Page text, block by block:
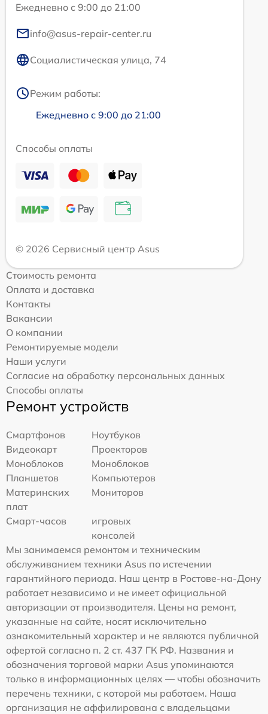
Ежедневно с 9:00 до 21:00
info@asus-repair-center.ru
Социалистическая улица, 74
Режим работы:
Ежедневно с 9:00 до 21:00
Способы оплаты
© 2026 Сервисный центр Asus
Стоимость ремонта
Оплата и доставка
Контакты
Вакансии
О компании
Ремонтируемые модели
Наши услуги
Согласие на обработку персональных данных
Способы оплаты
Ремонт устройств
Смартфонов
Ноутбуков
Видеокарт
Проекторов
Моноблоков
Моноблоков
Планшетов
Компьютеров
Материнских
плат
Мониторов
Смарт-часов
игровых
консолей
Мы занимаемся ремонтом и техническим
обслуживанием техники Asus по истечении
гарантийного периода. Наш центр в Ростове-на-Дону
работает независимо и не имеет официальной
авторизации от производителя. Цены на ремонт,
указанные на сайте, носят исключительно
ознакомительный характер и не являются публичной
офертой согласно п. 2 ст. 437 ГК РФ. Названия и
обозначения торговой марки Asus упоминаются
только в информационных целях — чтобы обозначить
перечень техники, с которой мы работаем. Наша
организация не аффилирована с владельцами